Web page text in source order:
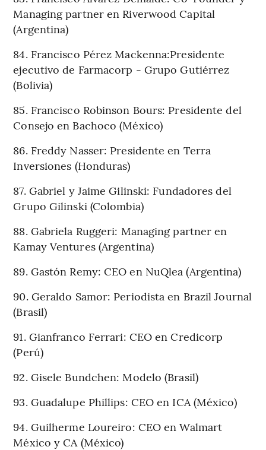
Managing partner en Riverwood Capital
(Argentina)
84. Francisco Pérez Mackenna:Presidente
ejecutivo de Farmacorp - Grupo Gutiérrez
(Bolivia)
85. Francisco Robinson Bours: Presidente del
Consejo en Bachoco (México)
86. Freddy Nasser: Presidente en Terra
Inversiones (Honduras)
87. Gabriel y Jaime Gilinski: Fundadores del
Grupo Gilinski (Colombia)
88. Gabriela Ruggeri: Managing partner en
Kamay Ventures (Argentina)
89. Gastón Remy: CEO en NuQlea (Argentina)
90. Geraldo Samor: Periodista en Brazil Journal
(Brasil)
91. Gianfranco Ferrari: CEO en Credicorp
(Perú)
92. Gisele Bundchen: Modelo (Brasil)
93. Guadalupe Phillips: CEO en ICA (México)
94. Guilherme Loureiro: CEO en Walmart
México y CA (México)